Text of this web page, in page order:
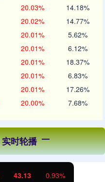
20.03% 14.18%
20.02% 14.77%
20.01% 5.62%
20.01% 6.12%
20.01% 18.37%
20.01% 6.83%
20.01% 17.26%
20.00% 7.68%
时轮播
11.37 1.01%